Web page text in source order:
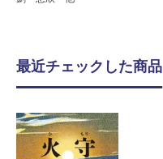
最近チェックした商品